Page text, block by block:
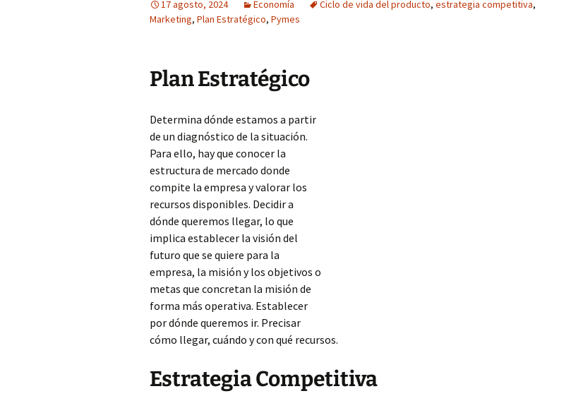
17 agosto, 2024 Economía Ciclo de vida del producto, estrategia competitiva,
Marketing, Plan Estratégico, Pymes
Plan Estratégico
Determina dónde estamos a partir
de un diagnóstico de la situación.
Para ello, hay que conocer la
estructura de mercado donde
compite la empresa y valorar los
recursos disponibles. Decidir a
dónde queremos llegar, lo que
implica establecer la visión del
futuro que se quiere para la
empresa, la misión y los objetivos o
metas que concretan la misión de
forma más operativa. Establecer
por dónde queremos ir. Precisar
cómo llegar, cuándo y con qué recursos.
Estrategia Competitiva